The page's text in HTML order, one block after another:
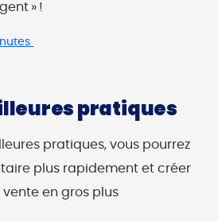
» !
pratiques
pratiques, vous pourrez
plus rapidement et créer
en gros plus